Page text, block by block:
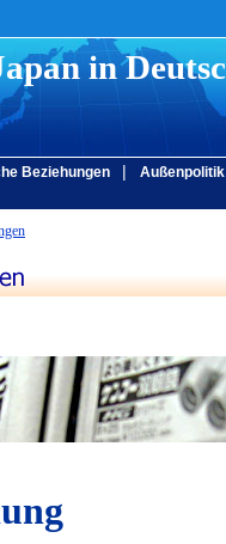
in
Beziehungen | Außenpolitik